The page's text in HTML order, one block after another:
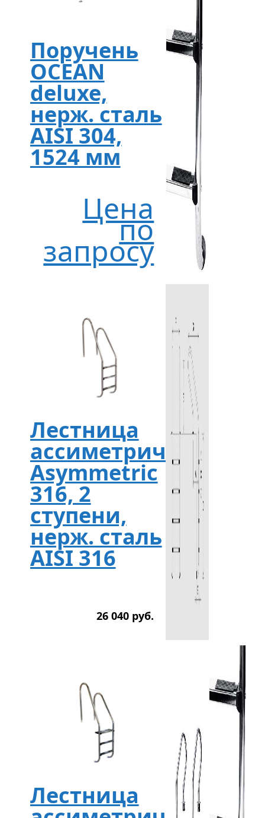
Поручень
OCEAN
deluxe,
нерж. сталь
AISI 304,
1524 мм
Цена
по
запросу
Лестница
ассиметричная
Asymmetric
316, 2
ступени,
нерж. сталь
AISI 316
26 040 руб.
Лестница